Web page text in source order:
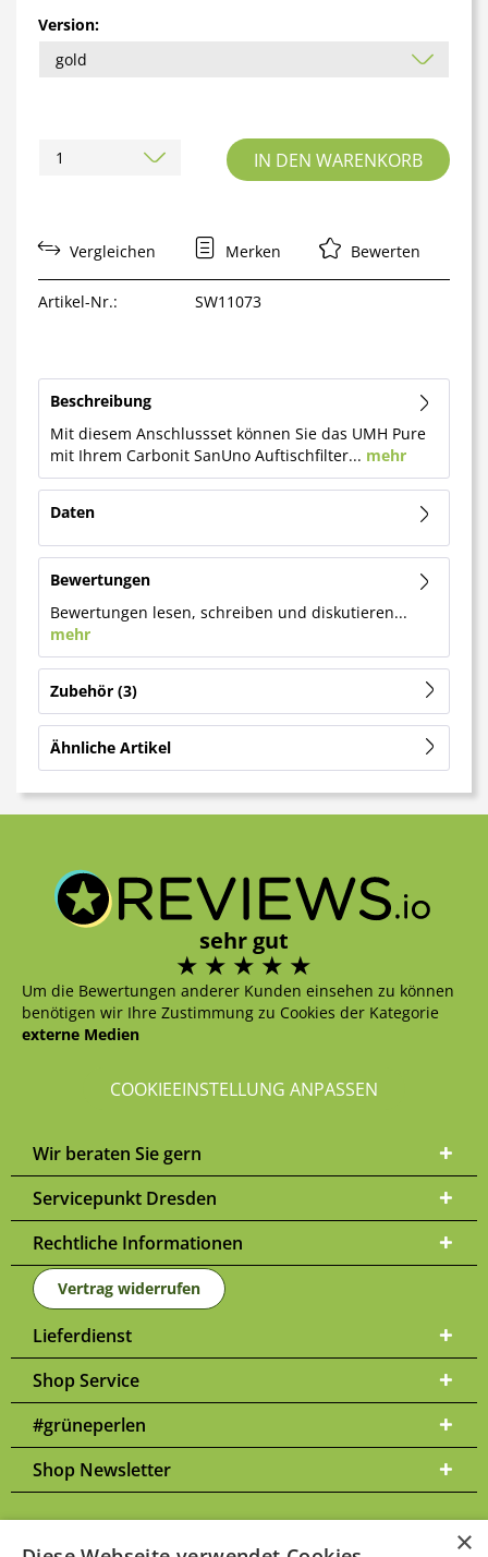
Version:
IN DEN WARENKORB
Vergleichen Merken Bewerten
Artikel-Nr.: SW11073
Beschreibung
Mit diesem Anschlussset können Sie das UMH Pure
mit Ihrem Carbonit SanUno Auftischfilter... mehr
Daten
Bewertungen
Bewertungen lesen, schreiben und diskutieren...
mehr
Zubehör 3
Ähnliche Artikel
sehr gut
Um die Bewertungen anderer Kunden einsehen zu können
benötigen wir Ihre Zustimmung zu Cookies der Kategorie
externe Medien
COOKIEEINSTELLUNG ANPASSEN
Wir beraten Sie gern
Servicepunkt Dresden
Rechtliche Informationen
Vertrag widerrufen
Lieferdienst
Shop Service
#grüneperlen
Shop Newsletter
×